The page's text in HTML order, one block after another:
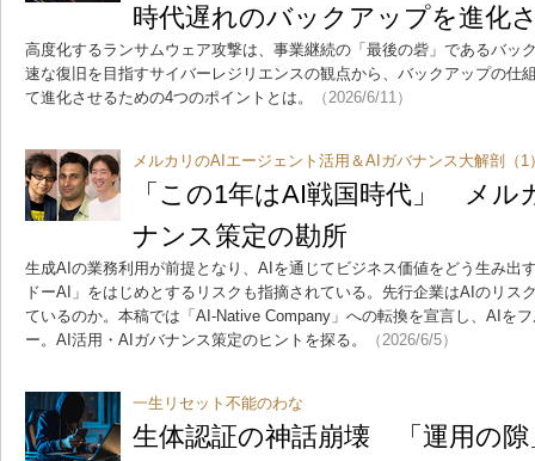
時代遅れのバックアップを進化
高度化するランサムウェア攻撃は、事業継続の「最後の砦」であるバッ
速な復旧を目指すサイバーレジリエンスの観点から、バックアップの仕
て進化させるための4つのポイントとは。
（2026/6/11）
メルカリのAIエージェント活用＆AIガバナンス大解剖（1
「この1年はAI戦国時代」 メル
ナンス策定の勘所
生成AIの業務利用が前提となり、AIを通じてビジネス価値をどう生み出
ドーAI」をはじめとするリスクも指摘されている。先行企業はAIのリス
ているのか。本稿では「AI-Native Company」への転換を宣言し、AIを
ー。AI活用・AIガバナンス策定のヒントを探る。
（2026/6/5）
一生リセット不能のわな
生体認証の神話崩壊 「運用の